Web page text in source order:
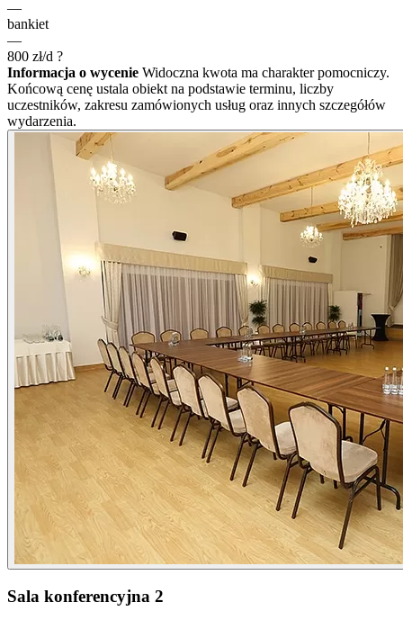
—
bankiet
—
800 zł/d ?
Informacja o wycenie Widoczna kwota ma charakter pomocniczy.
Końcową cenę ustala obiekt na podstawie terminu, liczby
uczestników, zakresu zamówionych usług oraz innych szczegółów
wydarzenia.
Sala konferencyjna 2